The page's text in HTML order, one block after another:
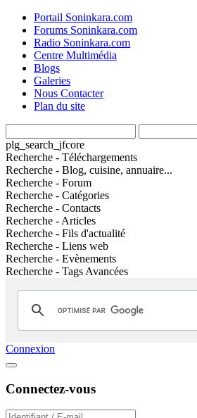
Portail Soninkara.com
Forums Soninkara.com
Radio Soninkara.com
Centre Multimédia
Blogs
Galeries
Nous Contacter
Plan du site
plg_search_jfcore
Recherche - Téléchargements
Recherche - Blog, cuisine, annuaire...
Recherche - Forum
Recherche - Catégories
Recherche - Contacts
Recherche - Articles
Recherche - Fils d'actualité
Recherche - Liens web
Recherche - Evènements
Recherche - Tags Avancées
Connexion
Connectez-vous